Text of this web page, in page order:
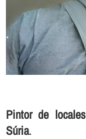
Pintor de
Súria.